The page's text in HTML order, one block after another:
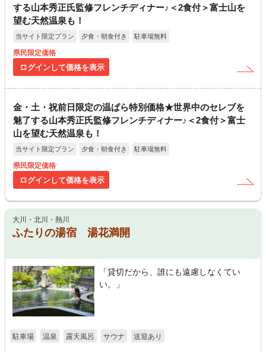
する山本秀正氏監修フレンチディナー♪＜2食付＞富士山を
望む天然温泉も！
当サイト限定プラン 夕食・朝食付き 駐車場無料
県民限定価格
ログインして価格を表示
金・土・祝前日限定の温ぱら特別価格★世界中のセレブを
魅了する山本秀正氏監修フレンチディナー♪＜2食付＞富士
山を望む天然温泉も！
当サイト限定プラン 夕食・朝食付き 駐車場無料
県民限定価格
ログインして価格を表示
大川・北川・熱川
ふたりの湯宿 湯花満開
「貸切だから、誰にも遠慮しなくてい
い。」
駐車場 温泉 露天風呂 サウナ 送迎あり